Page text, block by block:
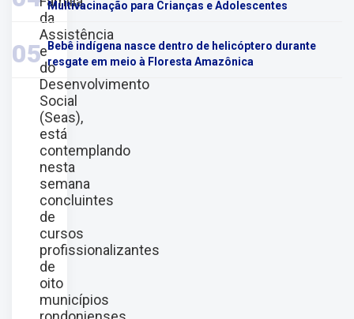
da
Assistência
e
do
Desenvolvimento
Social
(Seas),
está
contemplando
nesta
semana
concluintes
de
cursos
profissionalizantes
de
oito
municípios
Multivacinação para Crianças e Adolescentes
05
Bebê indígena nasce dentro de helicóptero durante
resgate em meio à Floresta Amazônica